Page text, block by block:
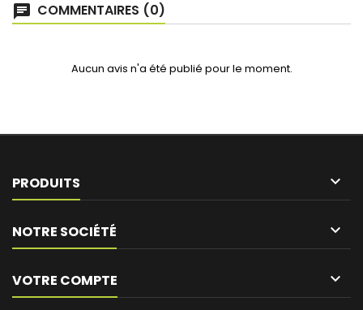
COMMENTAIRES (0)
Aucun avis n'a été publié pour le moment.
PRODUITS 
NOTRE SOCIÉTÉ 
VOTRE COMPTE 